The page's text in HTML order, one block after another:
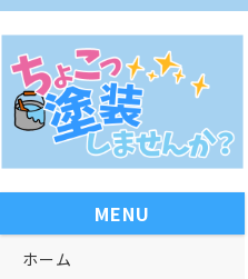
MENU
ホーム